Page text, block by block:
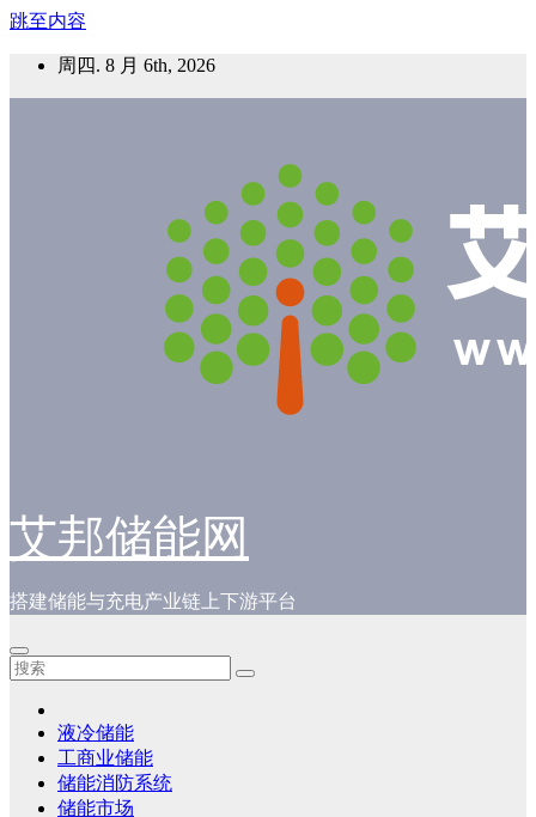
跳至内容
周四. 8 月 6th, 2026
艾邦储能网
搭建储能与充电产业链上下游平台
液冷储能
工商业储能
储能消防系统
储能市场